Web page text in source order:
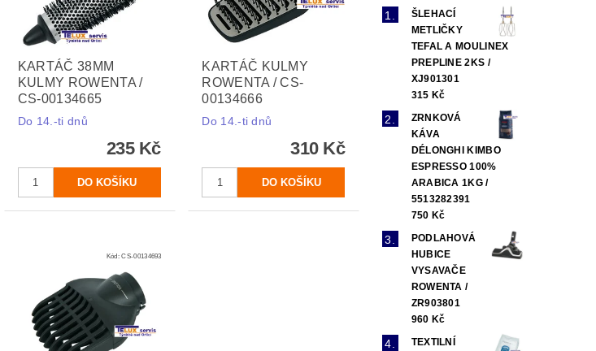
KARTÁČ 38MM
KULMY ROWENTA /
CS-00134665
Do 14.-ti dnů
235 Kč
KARTÁČ KULMY
ROWENTA / CS-
00134666
Do 14.-ti dnů
310 Kč
Kód:CS-00134693
ŠLEHACÍ
METLIČKY
TEFAL A MOULINEX
PREPLINE 2KS /
XJ901301
315 Kč
ZRNKOVÁ
KÁVA
DÉLONGHI KIMBO
ESPRESSO 100%
ARABICA 1KG /
5513282391
750 Kč
PODLAHOVÁ
HUBICE
VYSAVAČE
ROWENTA /
ZR903801
960 Kč
TEXTILNÍ